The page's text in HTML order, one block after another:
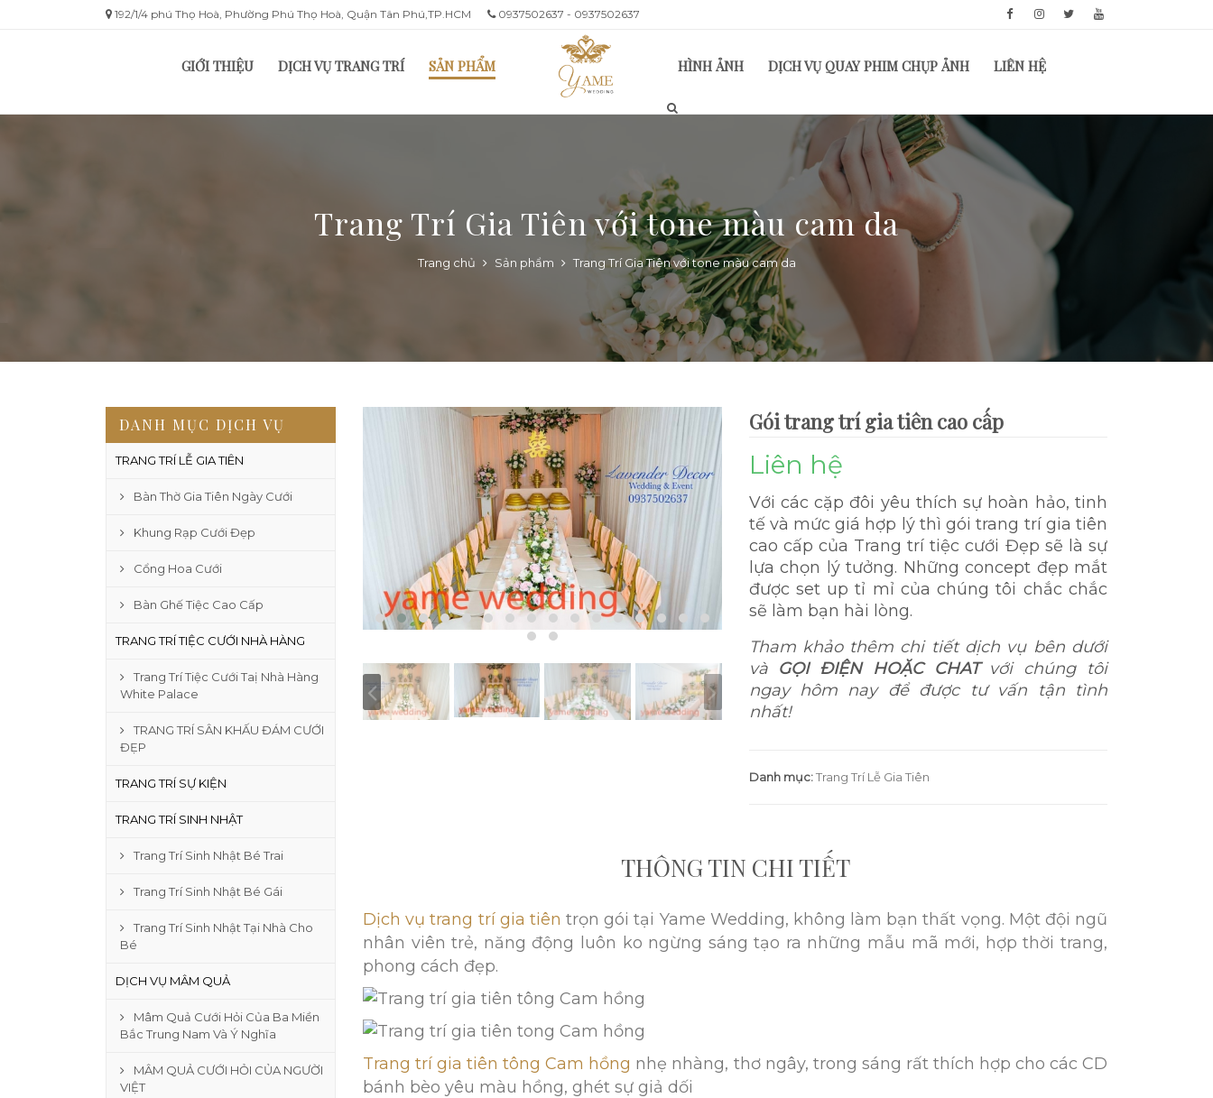
192/1/4 phú Thọ Hoà, Phường Phú Thọ Hoà, Quận Tân Phú,TP.HCM 0937502637 - 0937502637
GIỚI THIỆU DỊCH VỤ TRANG TRÍ SẢN PHẨM HÌNH ẢNH DỊCH VỤ QUAY PHIM CHỤP ẢNH LIÊN HỆ
Trang Trí Gia Tiên với tone màu cam da
Trang chủ Sản phẩm Trang Trí Gia Tiên với tone màu cam da
Gói trang trí gia tiên cao cấp
Liên hệ
Với các cặp đôi yêu thích sự hoàn hảo, tinh
tế và mức giá hợp lý thì gói trang trí gia tiên
cao cấp của Trang trí tiệc cưới Đẹp sẽ là sự
lựa chọn lý tưởng. Những concept đẹp mắt
được set up tỉ mỉ của chúng tôi chắc chắc
sẽ làm bạn hài lòng.
Tham khảo thêm chi tiết dịch vụ bên dưới
và GỌI ĐIỆN HOẶC CHATvới chúng tôi
ngay hôm nay để được tư vấn tận tình
nhất!
Danh mục:Trang Trí Lễ Gia Tiên
THÔNG TIN CHI TIẾT
Dịch vụ trang trí gia tiên trọn gói tại Yame Wedding, không làm bạn thất vọng. Một đội ngũ
nhân viên trẻ, năng động luôn ko ngừng sáng tạo ra những mẫu mã mới, hợp thời trang,
phong cách đẹp.
Trang trí gia tiên tông Cam hồng nhẹ nhàng, thơ ngây, trong sáng rất thích hợp cho các CD
bánh bèo yêu màu hồng, ghét sự giả dối
DANH MỤC DỊCH VỤ
TRANG TRÍ LỄ GIA TIÊN
Bàn Thờ Gia Tiên Ngày Cưới
Khung Rạp Cưới Đẹp
Cổng Hoa Cưới
Bàn Ghế Tiệc Cao Cấp
TRANG TRÍ TIỆC CƯỚI NHÀ HÀNG
Trang Trí Tiệc Cưới Taị Nhà Hàng
White Palace
TRANG TRÍ SÂN KHẤU ĐÁM CƯỚI
ĐẸP
TRANG TRÍ SỰ KIỆN
TRANG TRÍ SINH NHẬT
Trang Trí Sinh Nhật Bé Trai
Trang Trí Sinh Nhật Bé Gái
Trang Trí Sinh Nhật Tại Nhà Cho
Bé
DỊCH VỤ MÂM QUẢ
Mâm Quả Cưới Hỏi Của Ba Miền
Bắc Trung Nam Và Ý Nghĩa
MÂM QUẢ CƯỚI HỎI CỦA NGƯỜI
VIỆT